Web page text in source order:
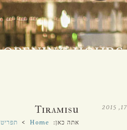
OPENING HOURS
Tiramisu
אתה כאן: Home
> תפריט